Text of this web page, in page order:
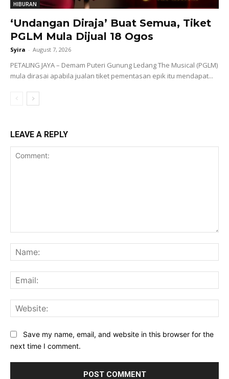
HIBURAN
‘Undangan Diraja’ Buat Semua, Tiket
PGLM Mula Dijual 18 Ogos
Syira - August 7, 2026
PETALING JAYA – Demam Puteri Gunung Ledang The Musical (PGLM)
mula dirasai apabila jualan tiket pementasan epik itu mendapat...
LEAVE A REPLY
Save my name, email, and website in this browser for the
next time I comment.